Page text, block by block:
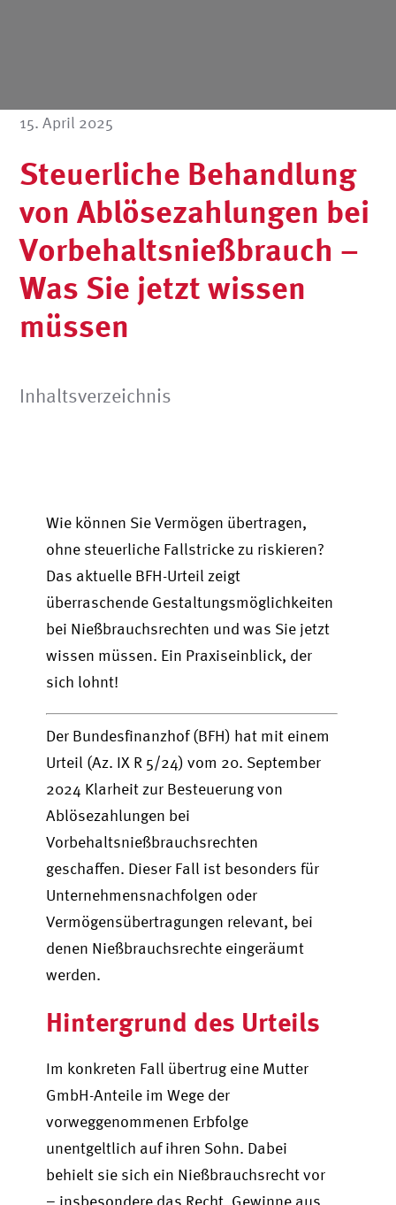
15. April 2025
Steuerliche Behandlung
von Ablösezahlungen bei
Vorbehaltsnießbrauch –
Was Sie jetzt wissen
müssen
Inhaltsverzeichnis
Wie können Sie Vermögen übertragen,
ohne steuerliche Fallstricke zu riskieren?
Das aktuelle BFH-Urteil zeigt
überraschende Gestaltungsmöglichkeiten
bei Nießbrauchsrechten und was Sie jetzt
wissen müssen. Ein Praxiseinblick, der
sich lohnt!
Der Bundesfinanzhof (BFH) hat mit einem
Urteil (Az. IX R 5/24) vom 20. September
2024 Klarheit zur Besteuerung von
Ablösezahlungen bei
Vorbehaltsnießbrauchsrechten
geschaffen. Dieser Fall ist besonders für
Unternehmensnachfolgen oder
Vermögensübertragungen relevant, bei
denen Nießbrauchsrechte eingeräumt
werden.
Hintergrund des Urteils
Im konkreten Fall übertrug eine Mutter
GmbH-Anteile im Wege der
vorweggenommenen Erbfolge
unentgeltlich auf ihren Sohn. Dabei
behielt sie sich ein Nießbrauchsrecht vor
– insbesondere das Recht, Gewinne aus